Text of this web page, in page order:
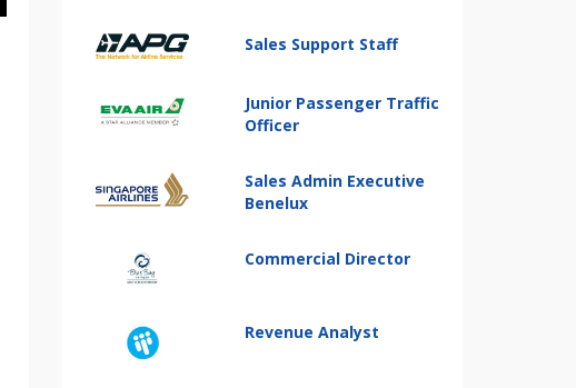
Sales Support Staff
Junior Passenger Traffic
Officer
Sales Admin Executive
Benelux
Commercial Director
Revenue Analyst